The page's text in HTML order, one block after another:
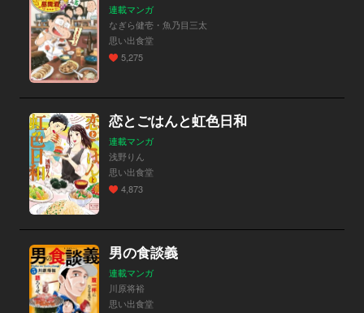
連載マンガ
なぎら健壱・魚乃目三太
思い出食堂
5,275
恋とごはんと虹色日和
連載マンガ
浅野りん
思い出食堂
4,873
男の食談義
連載マンガ
川原将裕
思い出食堂